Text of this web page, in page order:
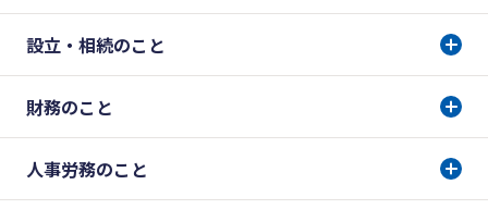
設立・相続のこと
財務のこと
人事労務のこと